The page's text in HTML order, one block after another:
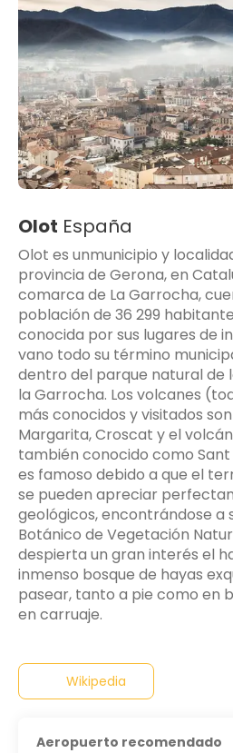
Olot España
Olot es unmunicipio y
provincia de Gerona, en
comarca de La Garrocha,
población de 36 299
conocida por sus lugares de
vano todo su término
dentro del parque natural de
la Garrocha. Los volcanes
más conocidos y visitados
Margarita, Croscat y el
también conocido como
es famoso debido a que el
se pueden apreciar
geológicos, encontrándose a
Botánico de Vegetación
despierta un gran interés el
inmenso bosque de hayas
pasear, tanto a pie como en
en carruaje.
Wikipedia
Aeropuerto recomendado